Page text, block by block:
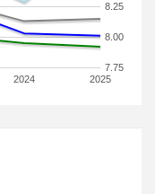
2024 2025
7.75
8.00
8.25